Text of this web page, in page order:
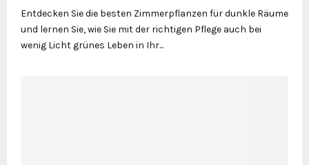
Entdecken Sie die besten Zimmerpflanzen für dunkle Räume
und lernen Sie, wie Sie mit der richtigen Pflege auch bei
wenig Licht grünes Leben in Ihr...